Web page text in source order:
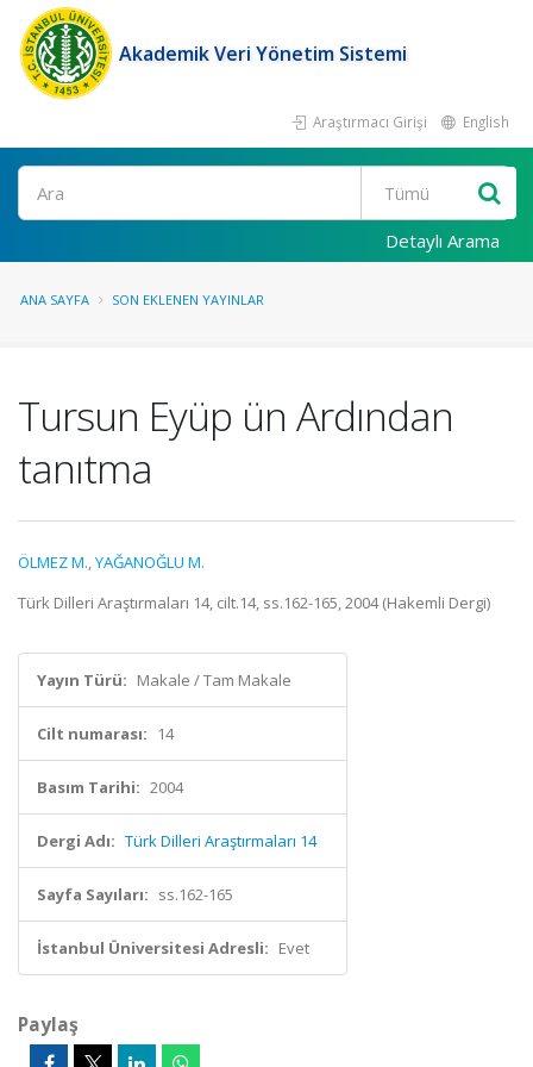
Akademik Veri Yönetim Sistemi
Araştırmacı Girişi English
Ara
Detaylı Arama
ANA SAYFA SON EKLENEN YAYINLAR
Tursun Eyüp ün Ardından
tanıtma
ÖLMEZ M.,YAĞANOĞLU M.
Türk Dilleri Araştırmaları 14, cilt.14, ss.162-165, 2004 (Hakemli Dergi)
Yayın Türü: Makale / Tam Makale
Cilt numarası: 14
Basım Tarihi: 2004
Dergi Adı: Türk Dilleri Araştırmaları 14
Sayfa Sayıları: ss.162-165
İstanbul Üniversitesi Adresli: Evet
Paylaş